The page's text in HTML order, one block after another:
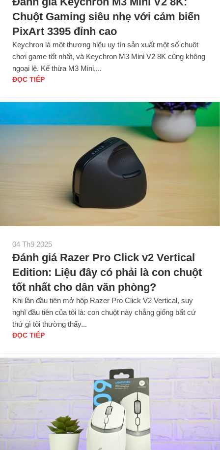
Chuột Gaming siêu nhẹ với cảm biến
PixArt 3395 đỉnh cao
Keychron là một thương hiệu uy tín sản xuất một số chuột
chơi game tốt nhất, và Keychron M3 Mini V2 8K cũng không
ngoại lệ. Kế thừa M3 Mini,...
ĐỌC TIẾP
04 Th9 2025
Đánh giá Razer Pro Click v2 Vertical
Edition: Liệu đây có phải là con chuột
tốt nhất cho dân văn phòng?
Khi lần đầu tiên mở hộp Razer Pro Click V2 Vertical, suy
nghĩ đầu tiên của tôi là: con chuột này chẳng giống bất cứ
thứ gì tôi thường thấy...
ĐỌC TIẾP